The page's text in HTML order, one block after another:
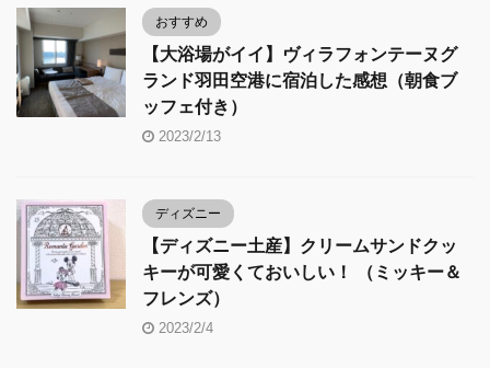
おすすめ
【大浴場がイイ】ヴィラフォンテーヌグ
ランド羽田空港に宿泊した感想（朝食ブ
ッフェ付き）
2023/2/13
ディズニー
【ディズニー土産】クリームサンドクッ
キーが可愛くておいしい！ （ミッキー＆
フレンズ）
2023/2/4